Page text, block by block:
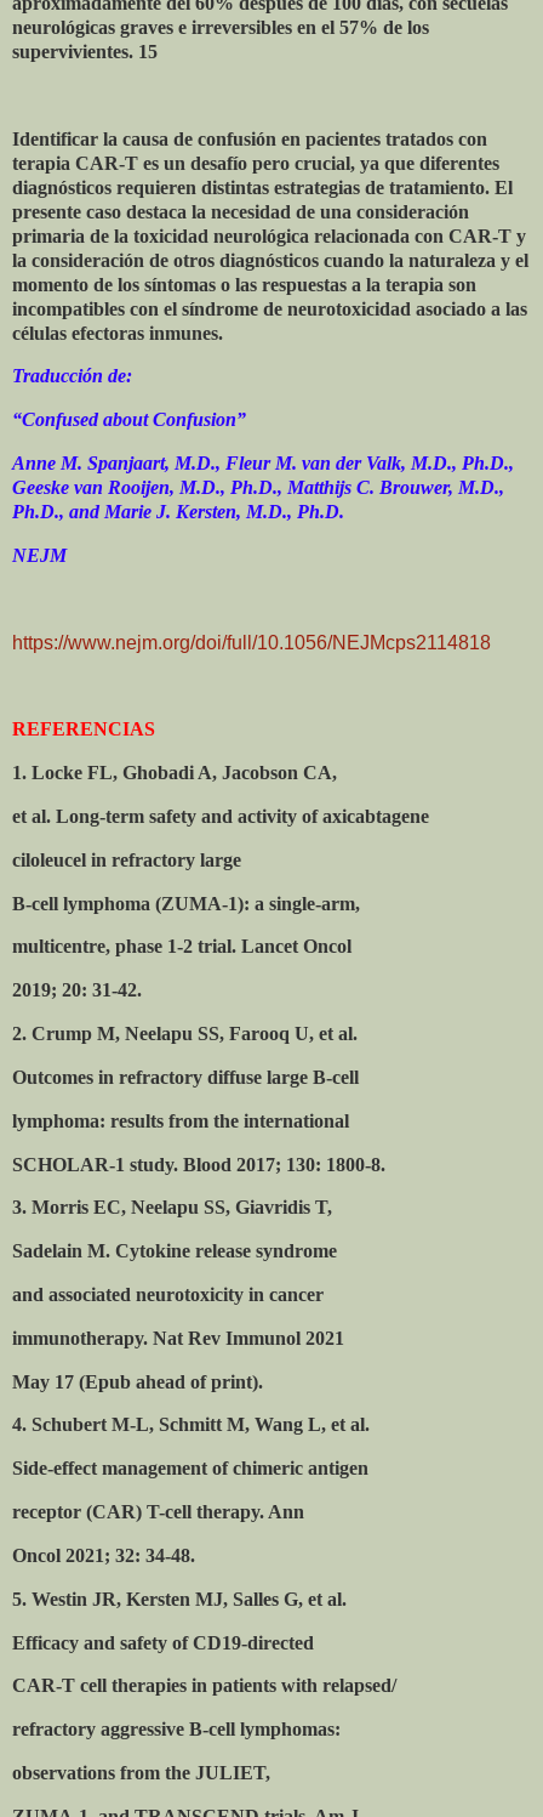
neurológicas graves e irreversibles en el 57% de los
supervivientes. 15
Identificar la causa de confusión en pacientes tratados con
terapia CAR-T es un desafío pero crucial, ya que diferentes
diagnósticos requieren distintas estrategias de tratamiento. El
presente caso destaca la necesidad de una consideración
primaria de la toxicidad neurológica relacionada con CAR-T y
la consideración de otros diagnósticos cuando la naturaleza y el
momento de los síntomas o las respuestas a la terapia son
incompatibles con el síndrome de neurotoxicidad asociado a las
células efectoras inmunes.
Traducción de:
“Confused about Confusion”
Anne M. Spanjaart, M.D., Fleur M. van der Valk, M.D., Ph.D.,
Geeske van Rooijen, M.D., Ph.D., Matthijs C. Brouwer, M.D.,
Ph.D., and Marie J. Kersten, M.D., Ph.D.
NEJM
https://www.nejm.org/doi/full/10.1056/NEJMcps2114818
REFERENCIAS
1. Locke FL, Ghobadi A, Jacobson CA,
et al. Long-term safety and activity of axicabtagene
ciloleucel in refractory large
B-cell lymphoma (ZUMA-1): a single-arm,
multicentre, phase 1-2 trial. Lancet Oncol
2019; 20: 31-42.
2. Crump M, Neelapu SS, Farooq U, et al.
Outcomes in refractory diffuse large B-cell
lymphoma: results from the international
SCHOLAR-1 study. Blood 2017; 130: 1800-8.
3. Morris EC, Neelapu SS, Giavridis T,
Sadelain M. Cytokine release syndrome
and associated neurotoxicity in cancer
immunotherapy. Nat Rev Immunol 2021
May 17 (Epub ahead of print).
4. Schubert M-L, Schmitt M, Wang L, et al.
Side-effect management of chimeric antigen
receptor (CAR) T-cell therapy. Ann
Oncol 2021; 32: 34-48.
5. Westin JR, Kersten MJ, Salles G, et al.
Efficacy and safety of CD19-directed
CAR-T cell therapies in patients with relapsed/
refractory aggressive B-cell lymphomas:
observations from the JULIET,